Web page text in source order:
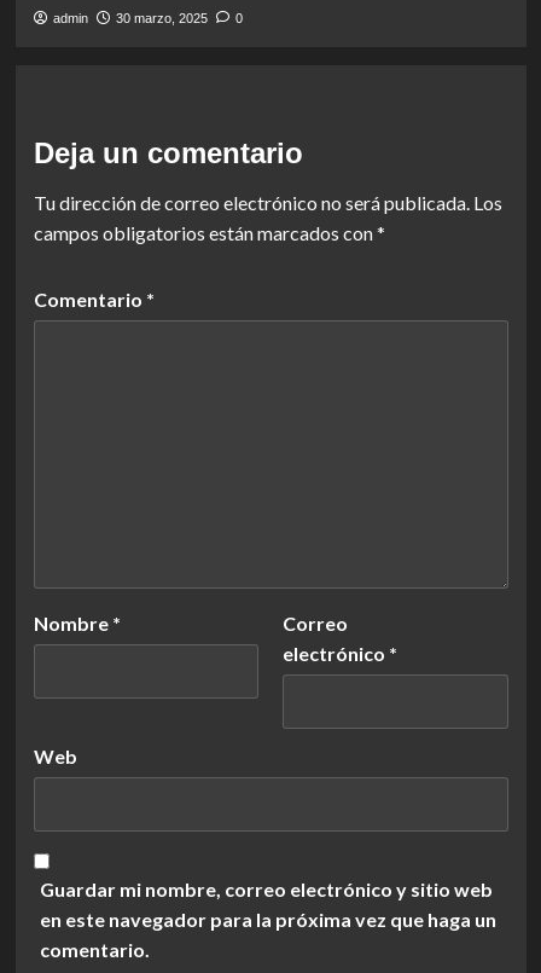
admin 30 marzo, 2025 0
Deja un comentario
Tu dirección de correo electrónico no será publicada. Los
campos obligatorios están marcados con*
Comentario *
Nombre *
Correo
electrónico *
Web
Guardar mi nombre, correo electrónico y sitio web
en este navegador para la próxima vez que haga un
comentario.